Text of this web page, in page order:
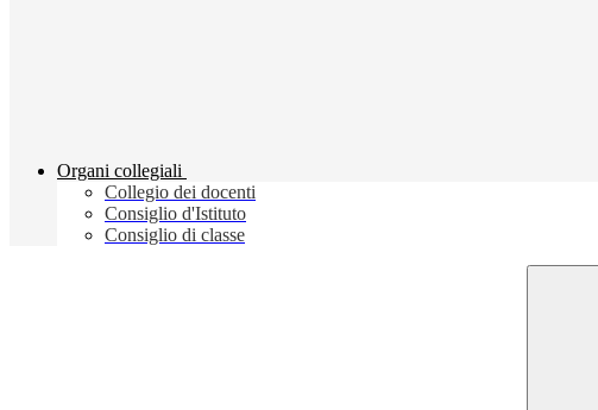
Organi collegiali
Collegio dei docenti
Consiglio d'Istituto
Consiglio di classe